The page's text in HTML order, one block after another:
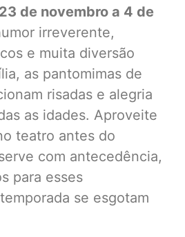
de novembro a 4 de
irreverente,
e muita diversão
as pantomimas de
risadas e alegria
as idades. Aproveite
teatro antes do
com antecedência,
para esses
se esgotam